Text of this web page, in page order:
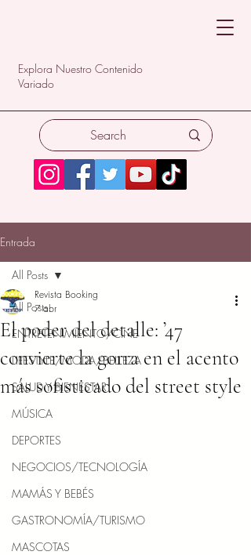
Explora Nuestro Contenido
Variado
Entrada
All Posts
ENTRETENIMIENTO/CINE
LIFESTYLE/MODA/BELLEZA
SALUD Y BIENESTAR
MÚSICA
DEPORTES
NEGOCIOS/TECNOLOGÍA
MAMÁS Y BEBÉS
GASTRONOMÍA/TURISMO
MASCOTAS
All Posts
El poder del detalle: ’47
convierte la gorra en el acento
más sofisticado del street style
Revista Booking
7 abr